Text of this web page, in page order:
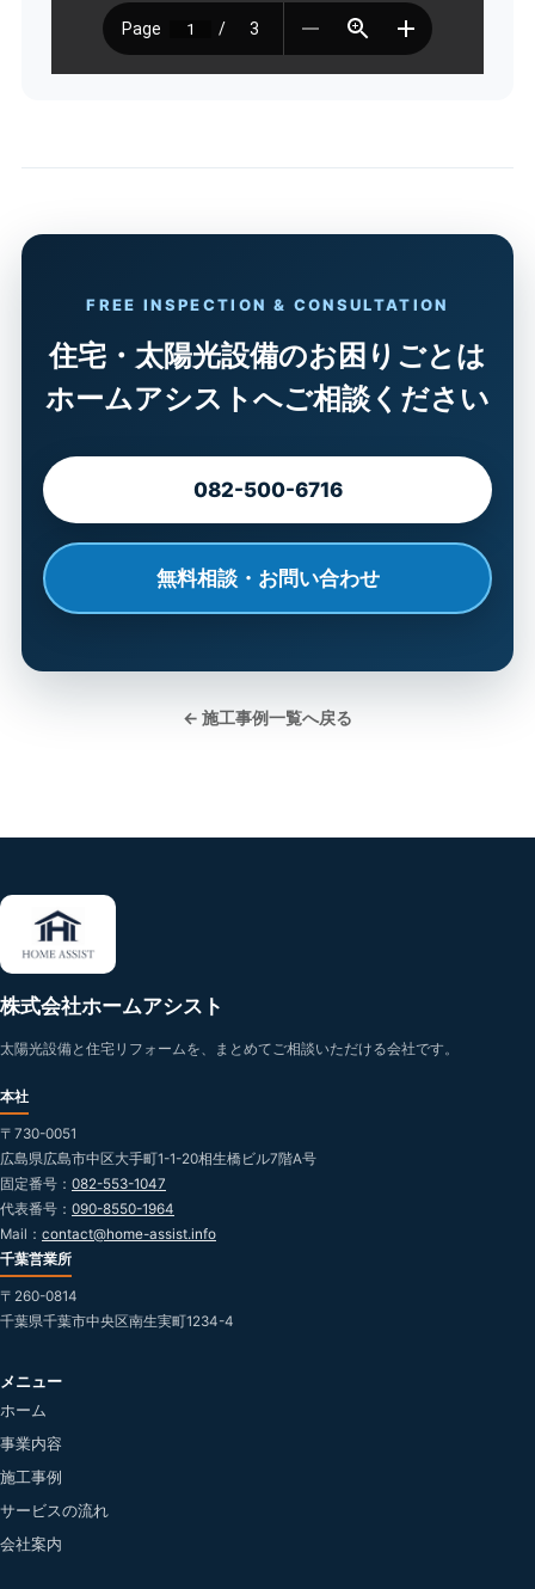
FREE INSPECTION & CONSULTATION
住宅・太陽光設備のお困りごとは
ホームアシストへご相談ください
082-500-6716
無料相談・お問い合わせ
← 施工事例一覧へ戻る
株式会社ホームアシスト
太陽光設備と住宅リフォームを、まとめてご相談いただける会社です。
本社
〒730-0051
広島県広島市中区大手町1-1-20相生橋ビル7階A号
固定番号： 082-553-1047
代表番号： 090-8550-1964
Mail： contact@home-assist.info
千葉営業所
〒260-0814
千葉県千葉市中央区南生実町1234-4
メニュー
ホーム
事業内容
施工事例
サービスの流れ
会社案内